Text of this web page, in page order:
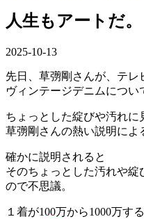
人生もアートだ。
2025-10-13
先日、草彅剛さんが、テレ
ヴィンテージデニムについ
ちょっとした綻びや汚れに
草彅剛さんの熱い説明によ
確かに説明されると
そのちょっとした汚れや綻
ので不思議。
１着が100万から1000万す